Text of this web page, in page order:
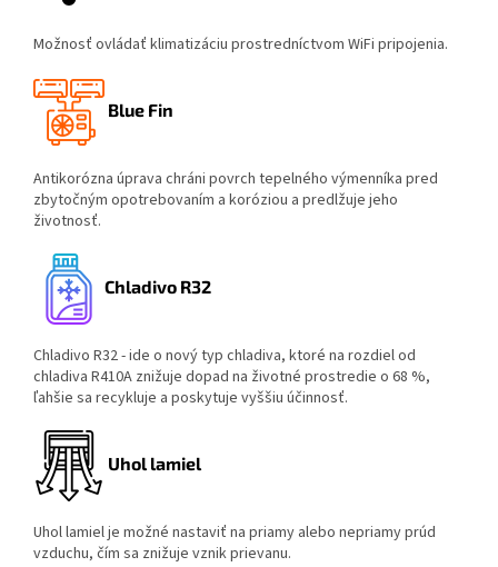
Možnosť ovládať klimatizáciu prostredníctvom WiFi pripojenia.
Blue Fin
Antikorózna úprava chráni povrch tepelného výmenníka pred
zbytočným opotrebovaním a koróziou a predlžuje jeho
životnosť.
Chladivo R32
Chladivo R32 - ide o nový typ chladiva, ktoré na rozdiel od
chladiva R410A znižuje dopad na životné prostredie o 68 %,
ľahšie sa recykluje a poskytuje vyššiu účinnosť.
Uhol lamiel
Uhol lamiel je možné nastaviť na priamy alebo nepriamy prúd
vzduchu, čím sa znižuje vznik prievanu.